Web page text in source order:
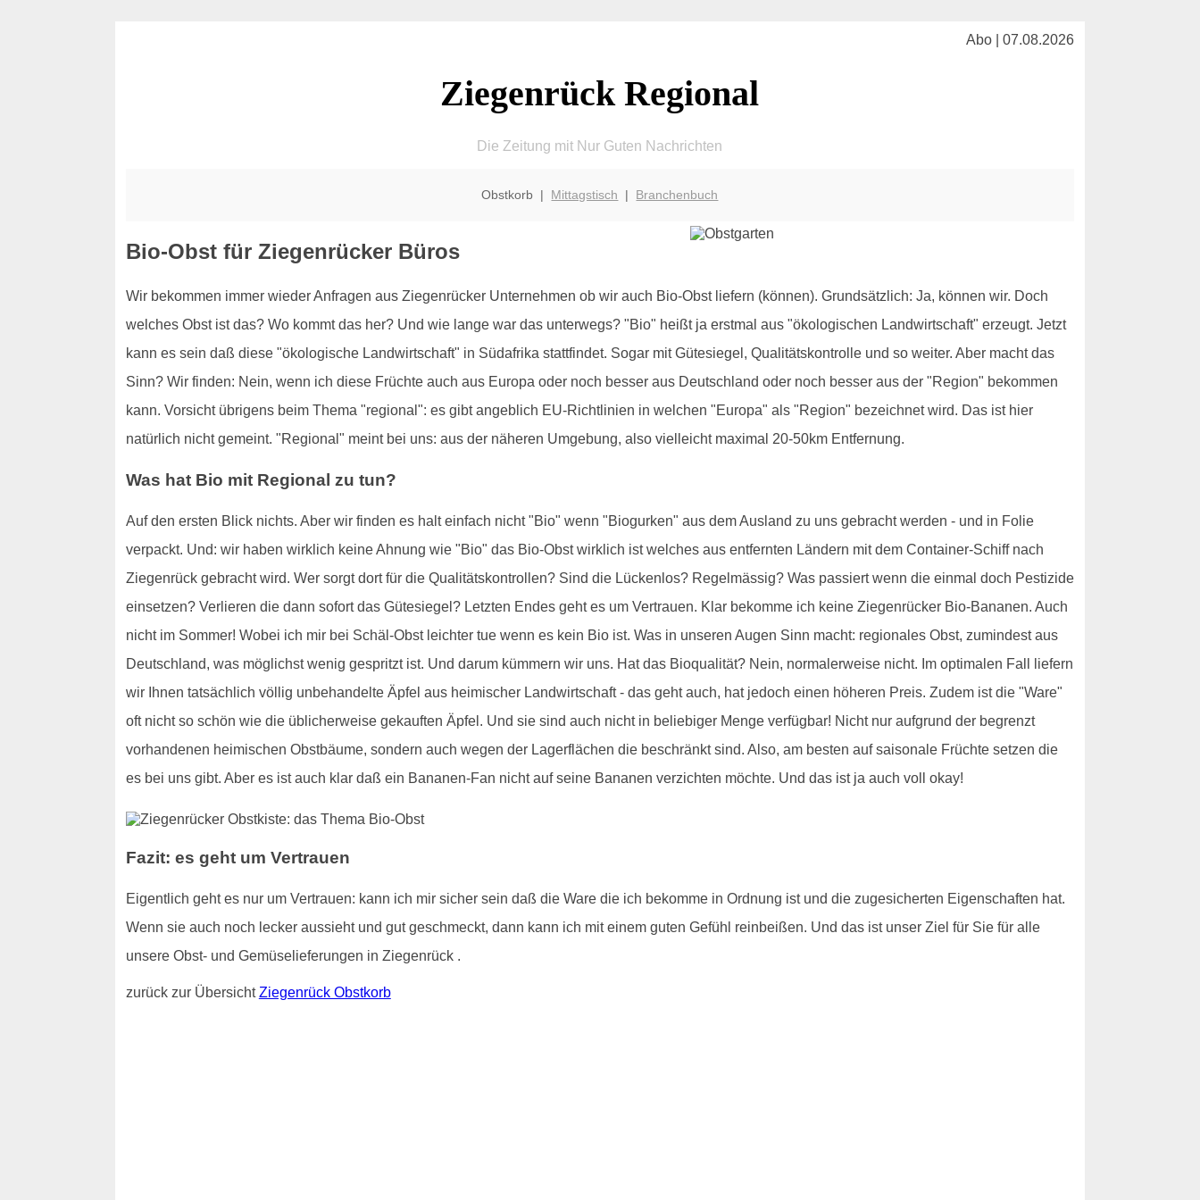
Abo | 07.08.2026
Ziegenrück Regional
Die Zeitung mit Nur Guten Nachrichten
Obstkorb | Mittagstisch | Branchenbuch
Bio-Obst für Ziegenrücker Büros
Wir bekommen immer wieder Anfragen aus Ziegenrücker Unternehmen ob wir auch Bio-Obst liefern (können). Grundsätzlich: Ja, können wir. Doch
welches Obst ist das? Wo kommt das her? Und wie lange war das unterwegs? "Bio" heißt ja erstmal aus "ökologischen Landwirtschaft" erzeugt. Jetzt
kann es sein daß diese "ökologische Landwirtschaft" in Südafrika stattfindet. Sogar mit Gütesiegel, Qualitätskontrolle und so weiter. Aber macht das
Sinn? Wir finden: Nein, wenn ich diese Früchte auch aus Europa oder noch besser aus Deutschland oder noch besser aus der "Region" bekommen
kann. Vorsicht übrigens beim Thema "regional": es gibt angeblich EU-Richtlinien in welchen "Europa" als "Region" bezeichnet wird. Das ist hier
natürlich nicht gemeint. "Regional" meint bei uns: aus der näheren Umgebung, also vielleicht maximal 20-50km Entfernung.
Was hat Bio mit Regional zu tun?
Auf den ersten Blick nichts. Aber wir finden es halt einfach nicht "Bio" wenn "Biogurken" aus dem Ausland zu uns gebracht werden - und in Folie
verpackt. Und: wir haben wirklich keine Ahnung wie "Bio" das Bio-Obst wirklich ist welches aus entfernten Ländern mit dem Container-Schiff nach
Ziegenrück gebracht wird. Wer sorgt dort für die Qualitätskontrollen? Sind die Lückenlos? Regelmässig? Was passiert wenn die einmal doch Pestizide
einsetzen? Verlieren die dann sofort das Gütesiegel? Letzten Endes geht es um Vertrauen. Klar bekomme ich keine Ziegenrücker Bio-Bananen. Auch
nicht im Sommer! Wobei ich mir bei Schäl-Obst leichter tue wenn es kein Bio ist. Was in unseren Augen Sinn macht: regionales Obst, zumindest aus
Deutschland, was möglichst wenig gespritzt ist. Und darum kümmern wir uns. Hat das Bioqualität? Nein, normalerweise nicht. Im optimalen Fall liefern
wir Ihnen tatsächlich völlig unbehandelte Äpfel aus heimischer Landwirtschaft - das geht auch, hat jedoch einen höheren Preis. Zudem ist die "Ware"
oft nicht so schön wie die üblicherweise gekauften Äpfel. Und sie sind auch nicht in beliebiger Menge verfügbar! Nicht nur aufgrund der begrenzt
vorhandenen heimischen Obstbäume, sondern auch wegen der Lagerflächen die beschränkt sind. Also, am besten auf saisonale Früchte setzen die
es bei uns gibt. Aber es ist auch klar daß ein Bananen-Fan nicht auf seine Bananen verzichten möchte. Und das ist ja auch voll okay!
Fazit: es geht um Vertrauen
Eigentlich geht es nur um Vertrauen: kann ich mir sicher sein daß die Ware die ich bekomme in Ordnung ist und die zugesicherten Eigenschaften hat.
Wenn sie auch noch lecker aussieht und gut geschmeckt, dann kann ich mit einem guten Gefühl reinbeißen. Und das ist unser Ziel für Sie für alle
unsere Obst- und Gemüselieferungen in Ziegenrück .
zurück zur ÜbersichtZiegenrück Obstkorb